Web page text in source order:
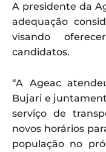
A presidente da
adequação
visando
candidatos.
“A Ageac
Bujari e
serviço de
novos horários
população no